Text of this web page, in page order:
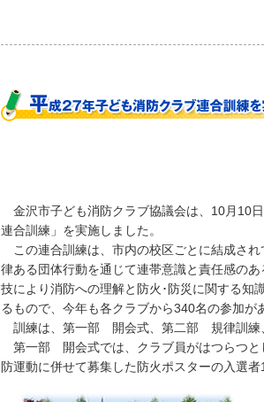
金沢市子ども消防クラブ協議会は、10月10
連合訓練」を実施しました。
この連合訓練は、市内の校区ごとに結成さ
律ある団体行動を通じて連帯意識と責任感の
技により消防への理解と防火･防災に関する知
るもので、今年も各クラブから340名の参加が
訓練は、第一部 開会式、第二部 規律訓練
第一部 開会式では、クラブ員がはつらつと
防運動に併せて募集した防火ポスターの入選者